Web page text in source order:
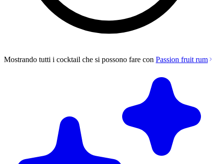
Mostrando tutti i cocktail che si possono fare con Passion fruit rum